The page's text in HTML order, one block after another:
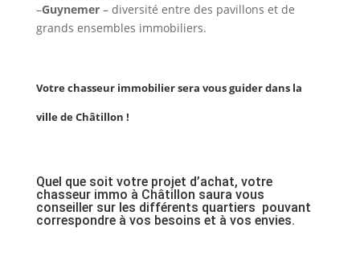
–Guynemer– diversité entre des pavillons et de
grands ensembles immobiliers.
Votre chasseur immobilier sera vous guider dans la
ville de Châtillon !
Quel que soit votre projet d’achat, votre
chasseur immo à Châtillon saura vous
conseiller sur les différents quartiers pouvant
correspondre à vos besoins et à vos envies.